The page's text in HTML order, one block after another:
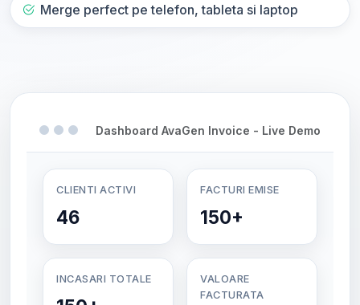
Merge perfect pe telefon, tableta si laptop
Dashboard AvaGen Invoice - Live Demo
CLIENTI ACTIVI
46
FACTURI EMISE
150+
INCASARI TOTALE
VALOARE
FACTURATA